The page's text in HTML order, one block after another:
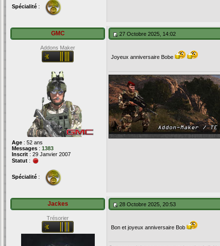
Spécialité :
GMC
Addons Maker
Age : 52 ans
Messages : 1383
Inscrit : 29 Janvier 2007
Statut :
Spécialité :
27 Octobre 2025, 14:02
Joyeux anniversaire Bobe
Jackes
Trésorier
28 Octobre 2025, 20:53
Bon et joyeux anniversaire Bob